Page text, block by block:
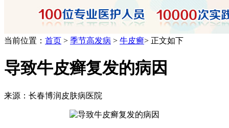
当前位置： 首页 > 季节高发病 > 牛皮癣> 正文如下
导致牛皮癣复发的病因
来源：长春博润皮肤病医院